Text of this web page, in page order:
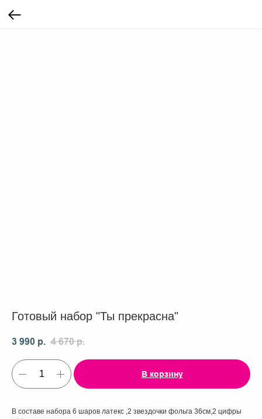
Готовый набор "Ты прекрасна"
3 990 р. 4 670 р.
В корзину
В составе набора 6 шаров латекс ,2 звездочки фольга 36см,2 цифры